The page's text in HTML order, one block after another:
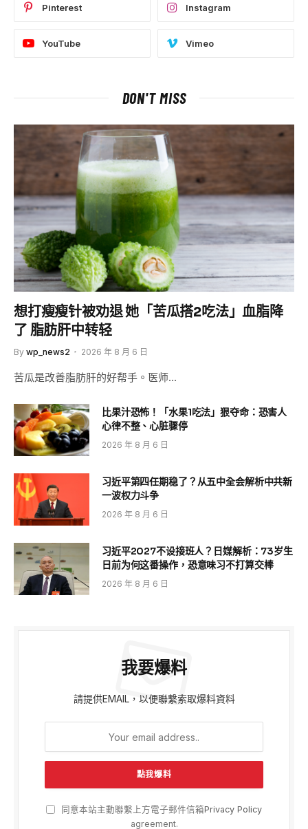
Pinterest Instagram
YouTube Vimeo
DON'T MISS
想打瘦瘦针被劝退 她「苦瓜搭2吃法」血脂降
了 脂肪肝中转轻
By wp_news2 2026 年 8 月 6 日
苦瓜是改善脂肪肝的好帮手。医师…
比果汁恐怖！「水果1吃法」狠夺命：恐害人
心律不整、心脏骤停
2026 年 8 月 6 日
习近平第四任期稳了？从五中全会解析中共新
一波权力斗争
2026 年 8 月 6 日
习近平2027不设接班人？日媒解析：73岁生
日前为何这番操作，恐意味习不打算交棒
2026 年 8 月 6 日
我要爆料
請提供EMAIL，以便聯繫索取爆料資料
同意本站主動聯繫上方電子郵件信箱Privacy Policy
agreement.